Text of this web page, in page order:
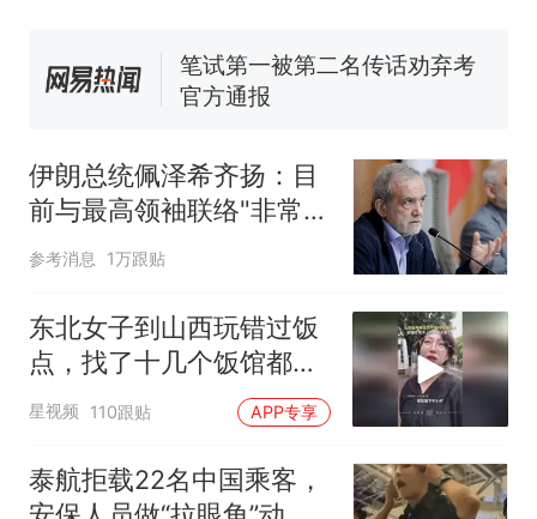
惊艳！字都飘起来了 博主在田
间创作“悬浮字” 网友：真·裸眼
么？
伊朗总统佩泽希齐扬：目
前与最高领袖联络"非常困
难"
参考消息 1万跟贴
东北女子到山西玩错过饭
点，找了十几个饭馆都没
开门：午休到几点
星视频 110跟贴 APP专享
泰航拒载22名中国乘客，